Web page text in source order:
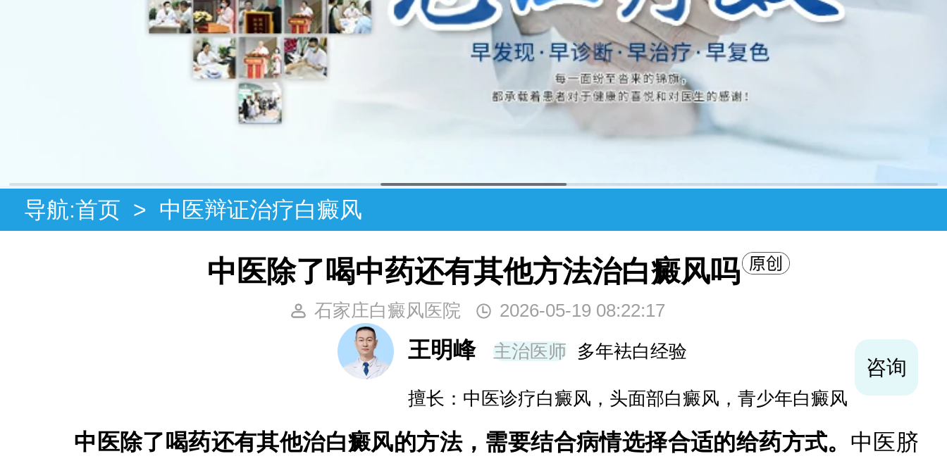
导航:首页 > 中医辩证治疗白癜风
中医除了喝中药还有其他方法治白癜风吗
石家庄白癜风医院 2026-05-19 08:22:17
王明峰 主治医师 多年袪白经验
擅长：中医诊疗白癜风，头面部白癜风，青少年白癜风
咨询
中医除了喝药还有其他治白癜风的方法，需要结合病情选择合适的给药方式。 中医脐